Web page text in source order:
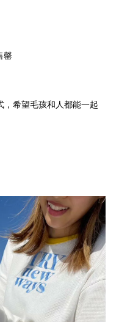
罄
，希望毛孩和人都能一起